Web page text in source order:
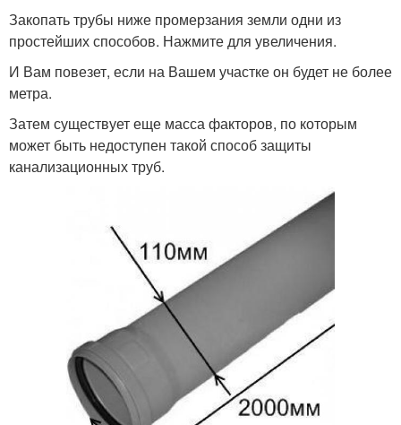
Закопать трубы ниже промерзания земли одни из
простейших способов. Нажмите для увеличения.
И Вам повезет, если на Вашем участке он будет не более
метра.
Затем существует еще масса факторов, по которым
может быть недоступен такой способ защиты
канализационных труб.